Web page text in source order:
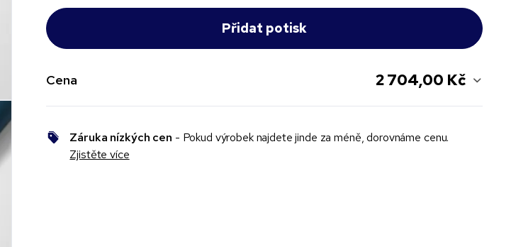
Cena 2 704,00 Kč
Záruka nízkých cen - Pokud výrobek najdete jinde za méně, dorovnáme cenu.
Zjistěte více